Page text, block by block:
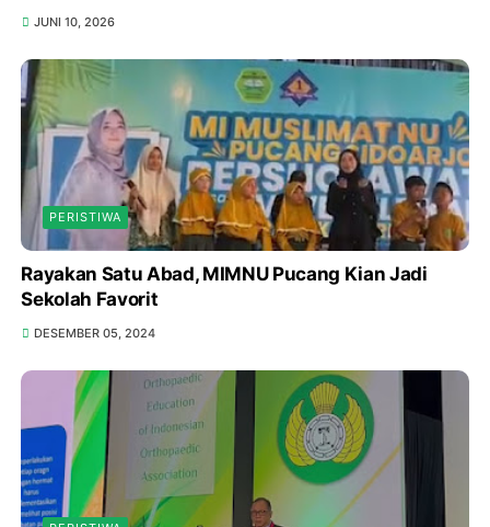
JUNI 10, 2026
PERISTIWA
Rayakan Satu Abad, MIMNU Pucang Kian Jadi
Sekolah Favorit
DESEMBER 05, 2024